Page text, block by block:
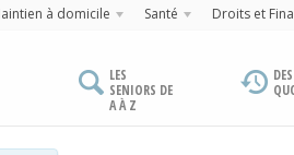
à domicile Santé Droits et
LES
SENIORS DE
A À Z